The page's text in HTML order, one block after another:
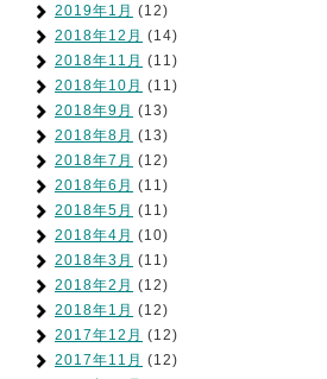
2019年1月 (12)
2018年12月 (14)
2018年11月 (11)
2018年10月 (11)
2018年9月 (13)
2018年8月 (13)
2018年7月 (12)
2018年6月 (11)
2018年5月 (11)
2018年4月 (10)
2018年3月 (11)
2018年2月 (12)
2018年1月 (12)
2017年12月 (12)
2017年11月 (12)